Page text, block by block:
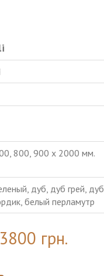
800, 900 х 2000 мм.
дуб, дуб грей,
белый перламутр
3800 грн.